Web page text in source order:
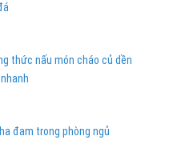
thức nấu món cháo củ dền
đam trong phòng ngủ